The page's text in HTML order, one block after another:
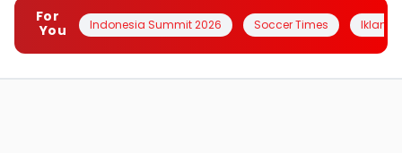
For
You
Indonesia Summit 2026 Soccer Times Iklanin